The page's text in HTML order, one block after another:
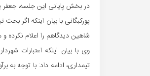
در بخش پایانی این جلسه،
پورکبگانی با بیان اینکه اگر
شاهین دیدگاهم را اعلام نکرده
وی با بیان اینکه اعتبارات